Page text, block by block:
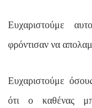
Ευχαριστούμε
φρόντισαν να
Ευχαριστούμε
ότι ο καθένας